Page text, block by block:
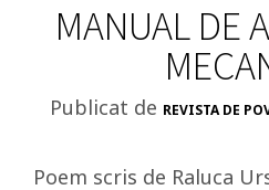
MANUAL DE
Publicat de REVISTA DE
Poem scris de Raluca